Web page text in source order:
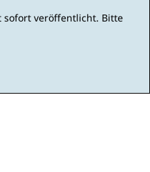
veröffentlicht. Bitte